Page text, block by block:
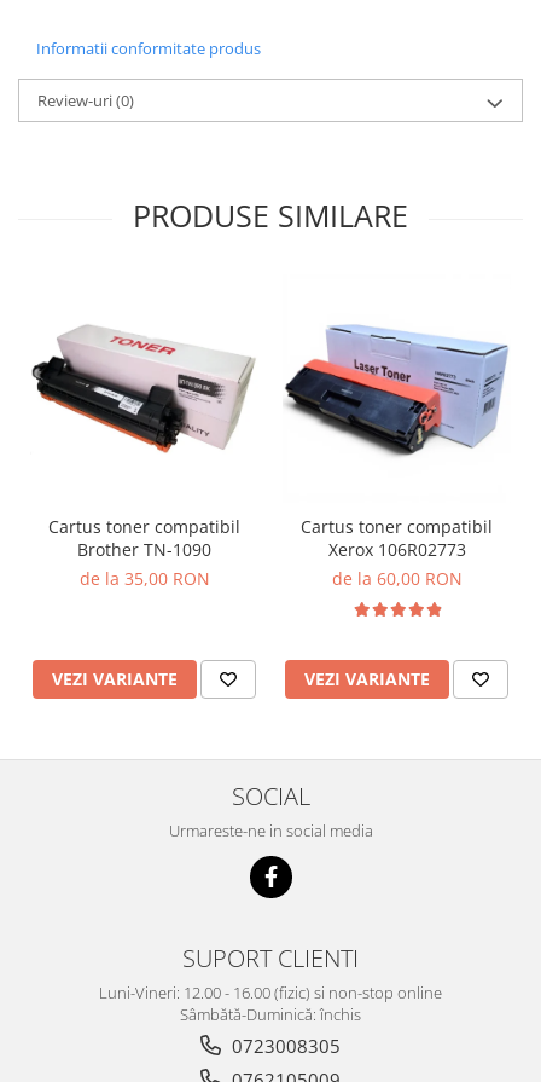
Informatii conformitate produs
Review-uri(0)
PRODUSE SIMILARE
Cartus toner compatibil
Brother TN-1090
de la 35,00 RON
VEZI VARIANTE
Cartus toner compatibil
Xerox 106R02773
de la 60,00 RON
VEZI VARIANTE
SOCIAL
Urmareste-ne in social media
SUPORT CLIENTI
Luni-Vineri: 12.00 - 16.00 (fizic) si non-stop online
Sâmbătă-Duminică: închis
0723008305